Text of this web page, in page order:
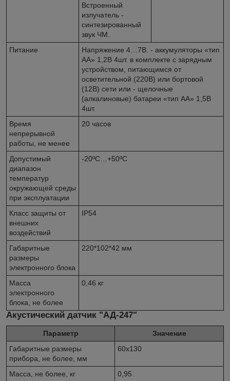
Встроенный
излучатель -
синтезированный
звук ЧМ.
Питание
Напряжение 4…7В. - аккумуляторы «тип
АА» 1,2В 4шт. в комплекте с зарядным
устройством, питающимся от
осветительной (220В) или бортовой
(12В) сети или - щелочные
(алкалиновые) батареи «тип АА» 1,5В
4шт.
Время
непрерывной
работы, не менее
20 часов
Допустимый
диапазон
температур
окружающей среды
при эксплуатации
-20ºС…+50ºС
Класс защиты от
внешних
воздействий
IP54
Габаритные
размеры
электронного блока
220*102*42 мм
Масса
электронного
блока, не более
0,46 кг
Акустический датчик "АД-247"
Параметр
Значение
Габаритные размеры
прибора, не более, мм
60х130
Масса, не более, кг 0,95